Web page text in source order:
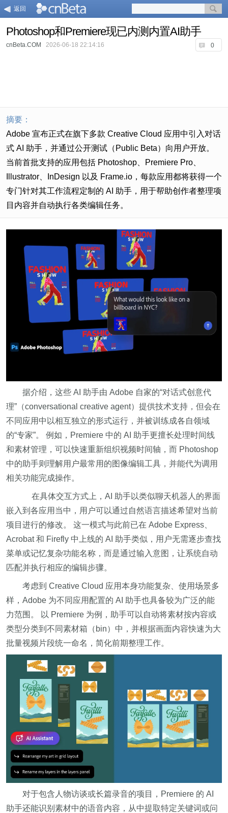
返回
Photoshop和Premiere现已内测内置AI助手
0
cnBeta.COM 2026-06-18 22:14:16
摘要：
Adobe 宣布正式在旗下多款 Creative Cloud 应用中引入对话
式 AI 助手，并通过公开测试（Public Beta）向用户开放。
当前首批支持的应用包括 Photoshop、Premiere Pro、
Illustrator、InDesign 以及 Frame.io，每款应用都将获得一个
专门针对其工作流程定制的 AI 助手，用于帮助创作者整理项
目内容并自动执行各类编辑任务。
据介绍，这些 AI 助手由 Adobe 自家的“对话式创意代
理”（conversational creative agent）提供技术支持，但会在
不同应用中以相互独立的形式运行，并被训练成各自领域
的“专家”。 例如，Premiere 中的 AI 助手更擅长处理时间线
和素材管理，可以快速重新组织视频时间轴，而 Photoshop
中的助手则理解用户最常用的图像编辑工具，并能代为调用
相关功能完成操作。
在具体交互方式上，AI 助手以类似聊天机器人的界面
嵌入到各应用当中，用户可以通过自然语言描述希望对当前
项目进行的修改。 这一模式与此前已在 Adobe Express、
Acrobat 和 Firefly 中上线的 AI 助手类似，用户无需逐步查找
菜单或记忆复杂功能名称，而是通过输入意图，让系统自动
匹配并执行相应的编辑步骤。
考虑到 Creative Cloud 应用本身功能复杂、使用场景多
样，Adobe 为不同应用配置的 AI 助手也具备较为广泛的能
力范围。 以 Premiere 为例，助手可以自动将素材按内容或
类型分类到不同素材箱（bin）中，并根据画面内容快速为大
批量视频片段统一命名，简化前期整理工作。
对于包含人物访谈或长篇录音的项目，Premiere 的 AI
助手还能识别素材中的语音内容，从中提取特定关键词或问